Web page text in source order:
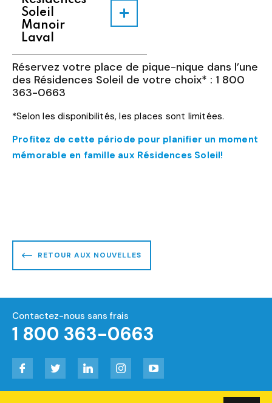
Soleil
Manoir
Laval
Réservez votre place de pique-nique dans l’une
des Résidences Soleil de votre choix* : 1 800
363-0663
*Selon les disponibilités, les places sont limitées.
Profitez de cette période pour planifier un moment
mémorable en famille aux Résidences Soleil!
RETOUR AUX NOUVELLES
Contactez-nous sans frais
1 800 363-0663
Facebook Twitter LinkedIn Instagram